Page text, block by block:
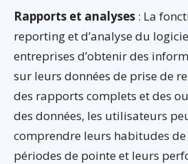
Rapports et analyses : La
reporting et d’analyse du
entreprises d’obtenir des
sur leurs données de prise de
des rapports complets et des
des données, les utilisateurs
comprendre leurs habitudes
périodes de pointe et leurs